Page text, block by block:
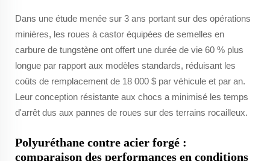
Dans une étude menée sur 3 ans portant sur des opérations
minières, les roues à castor équipées de semelles en
carbure de tungstène ont offert une durée de vie 60 % plus
longue par rapport aux modèles standards, réduisant les
coûts de remplacement de 18 000 $ par véhicule et par an.
Leur conception résistante aux chocs a minimisé les temps
d'arrêt dus aux pannes de roues sur des terrains rocailleux.
Polyuréthane contre acier forgé :
comparaison des performances en conditions